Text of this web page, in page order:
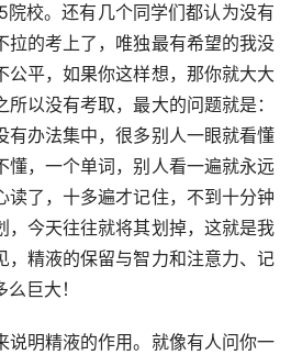
校。还有几个同学们都认为没有
拉的考上了，唯独最有希望的我没
公平，如果你这样想，那你就大大
以没有考取，最大的问题就是：
有办法集中，很多别人一眼就看懂
懂，一个单词，别人看一遍就永远
读了，十多遍才记住，不到十分钟
，今天往往就将其划掉，这就是我
，精液的保留与智力和注意力、记
巨大！
说明精液的作用。就像有人问你一